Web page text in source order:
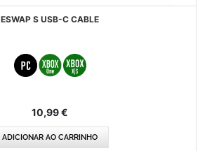
ESWAP S USB-C CABLE
10,99 €
ADICIONAR AO CARRINHO